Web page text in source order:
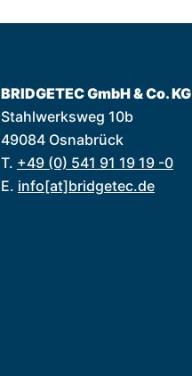
BRIDGETEC GmbH & Co. KG
Stahlwerksweg 10b
49084 Osnabrück
T. +49 (0) 541 91 19 19 -0
E. info[at]bridgetec.de